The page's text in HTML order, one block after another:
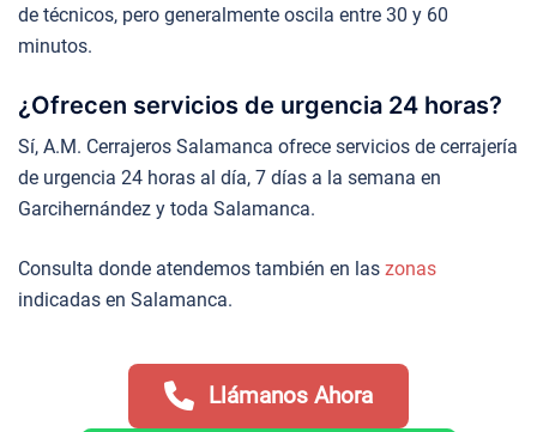
de técnicos, pero generalmente oscila entre 30 y 60
minutos.
¿Ofrecen servicios de urgencia 24 horas?
Sí, A.M. Cerrajeros Salamanca ofrece servicios de cerrajería
de urgencia 24 horas al día, 7 días a la semana en
Garcihernández y toda Salamanca.
Consulta donde atendemos también en las zonas
indicadas en Salamanca.
Llámanos Ahora